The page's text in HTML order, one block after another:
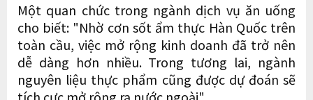
Một quan chức trong ngành dịch vụ ăn uống
cho biết: "Nhờ cơn sốt ẩm thực Hàn Quốc trên
toàn cầu, việc mở rộng kinh doanh đã trở nên
dễ dàng hơn nhiều. Trong tương lai, ngành
nguyên liệu thực phẩm cũng được dự đoán sẽ